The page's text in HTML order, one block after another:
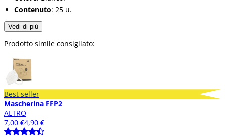
Contenuto: 25 u.
Vedi di più
Prodotto simile consigliato:
Best seller
Mascherina FFP2
ALTRO
7,00 €4,90 €